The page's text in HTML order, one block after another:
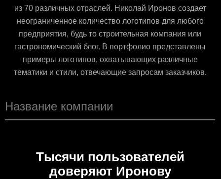
из 70 различных отраслей. Николай Иронов создает
неограниченное количество логотипов для любого
предприятия, будь то строительная компания или
гастрономический блог. В портфолио представлены
примеры логотипов, охватывающих различные
тематики и стили, отвечающие запросам заказчиков.
Тысячи пользователей
доверяют Иронову